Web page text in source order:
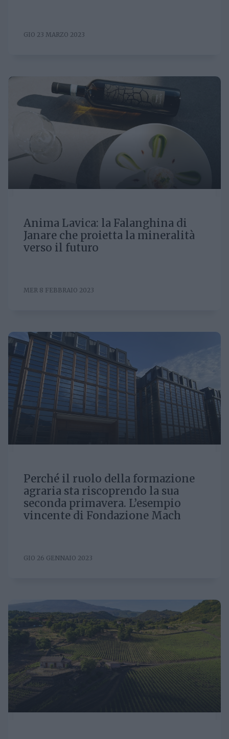
GIO 23 MARZO 2023
Anima Lavica: la Falanghina di
Janare che proietta la mineralità
verso il futuro
MER 8 FEBBRAIO 2023
Perché il ruolo della formazione
agraria sta riscoprendo la sua
seconda primavera. L’esempio
vincente di Fondazione Mach
GIO 26 GENNAIO 2023